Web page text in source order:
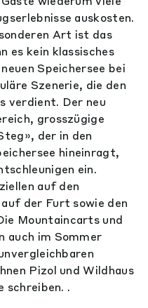
auskosten.
Art ist das
es kein klassisches
Speichersee bei
Szenerie, die den
verdient. Der neu
grosszügige
der in den
hineinragt,
ein.
auf den
der Furt sowie den
Mountaincarts und
auch im Sommer
Pizol und Wildhaus
schreiben. .